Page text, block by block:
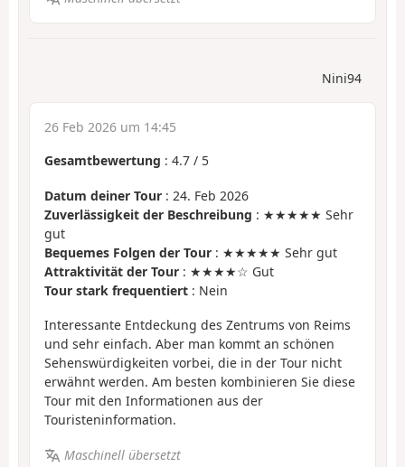
Nini94
26 Feb 2026 um 14:45
Gesamtbewertung : 4.7 / 5
Datum deiner Tour : 24. Feb 2026
Zuverlässigkeit der Beschreibung : ★★★★★ Sehr
gut
Bequemes Folgen der Tour : ★★★★★ Sehr gut
Attraktivität der Tour : ★★★★☆ Gut
Tour stark frequentiert : Nein
Interessante Entdeckung des Zentrums von Reims
und sehr einfach. Aber man kommt an schönen
Sehenswürdigkeiten vorbei, die in der Tour nicht
erwähnt werden. Am besten kombinieren Sie diese
Tour mit den Informationen aus der
Touristeninformation.
Maschinell übersetzt